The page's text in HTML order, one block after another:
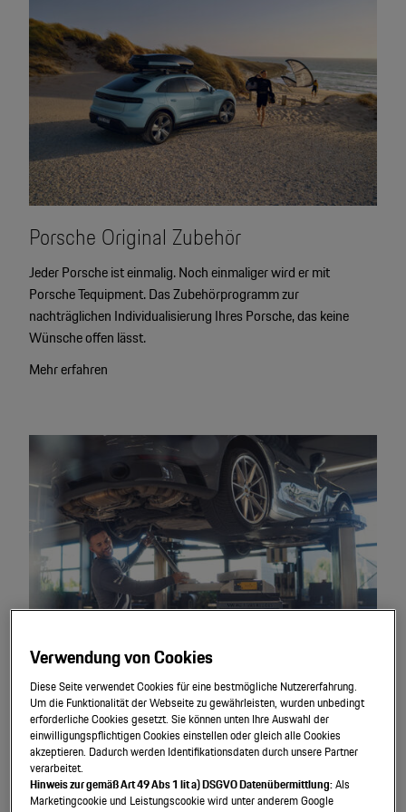
Motorsport & Events
Service & Zubehör
Wir über uns
Porsche Shop
Mein Porsche Account
Newsletter abonnieren
YouTube Channel
Porsche Gebrauchtwagen
Konfigurator
Car Configurator
Porsche Timepieces
Porsche Poster Designer
Porsche Original Zubehör
Jeder Porsche ist einmalig. Noch einmaliger wird er mit
Porsche Tequipment. Das Zubehörprogramm zur
nachträglichen Individualisierung Ihres Porsche, das keine
Wünsche offen lässt.
Mehr erfahren
Porsche Service
Mit unserem umfassenden Serviceangebot erleben Sie die
Faszination Porsche in allen Bereichen Ihres automobilen
Lebens. Auch wenn Sie gerade nicht am Steuer Ihres Porsche
Verwendung von Cookies
Diese Seite verwendet Cookies für eine bestmögliche Nutzererfahrung.
Um die Funktionalität der Webseite zu gewährleisten, wurden unbedingt
erforderliche Cookies gesetzt. Sie können unten Ihre Auswahl der
einwilligungspflichtigen Cookies einstellen oder gleich alle Cookies
akzeptieren. Dadurch werden Identifikationsdaten durch unsere Partner
verarbeitet.
Hinweis zur gemäß Art 49 Abs 1 lit a) DSGVO Datenübermittlung:Als
Marketingcookie und Leistungscookie wird unter anderem Google